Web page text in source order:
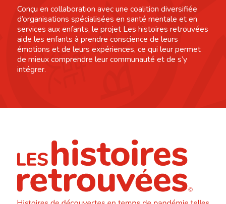
Conçu en collaboration avec une coalition diversifiée
d’organisations spécialisées en santé mentale et en
services aux enfants, le projet Les histoires retrouvées
aide les enfants à prendre conscience de leurs
émotions et de leurs expériences, ce qui leur permet
de mieux comprendre leur communauté et de s’y
intégrer.